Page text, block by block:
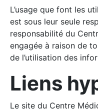
L’usage que font les
est sous leur seule
responsabilité du
engagée à raison de
de l’utilisation des
Liens
Le site du Centre